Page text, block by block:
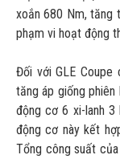
xoắn 680 Nm, tăng
phạm vi hoạt động
Đối với GLE
tăng áp giống phiên
động cơ 6 xi-lanh 3
động cơ này kết
Tổng công suất